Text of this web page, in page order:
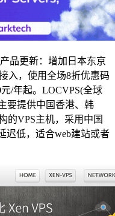
品更新：增加日本东京
入，使用全场8折优惠码
/年起。LOCVPS(全球
要提供中国香港、韩
的VPS主机，采用中国
迟低，适合web建站或者